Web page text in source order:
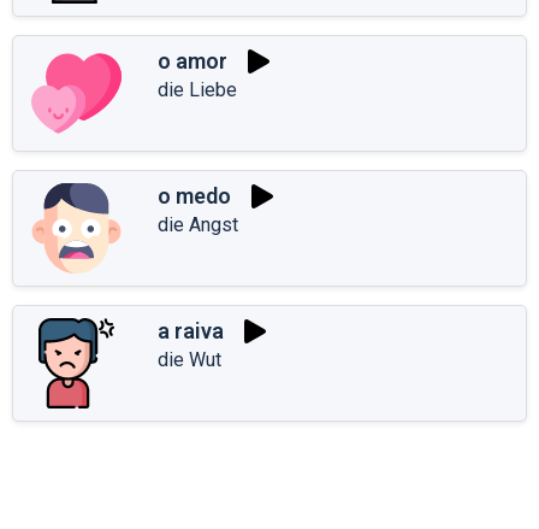
o amor
die Liebe
o medo
die Angst
a raiva
die Wut